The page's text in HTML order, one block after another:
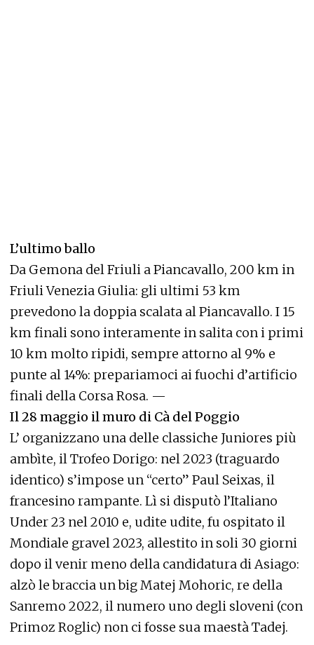
L’ultimo ballo
Da Gemona del Friuli a Piancavallo, 200 km in
Friuli Venezia Giulia: gli ultimi 53 km
prevedono la doppia scalata al Piancavallo. I 15
km finali sono interamente in salita con i primi
10 km molto ripidi, sempre attorno al 9% e
punte al 14%: prepariamoci ai fuochi d’artificio
finali della Corsa Rosa. —
Il 28 maggio il muro di Cà del Poggio
L’ organizzano una delle classiche Juniores più
ambìte, il Trofeo Dorigo: nel 2023 (traguardo
identico) s’impose un “certo” Paul Seixas, il
francesino rampante. Lì si disputò l’Italiano
Under 23 nel 2010 e, udite udite, fu ospitato il
Mondiale gravel 2023, allestito in soli 30 giorni
dopo il venir meno della candidatura di Asiago:
alzò le braccia un big Matej Mohoric, re della
Sanremo 2022, il numero uno degli sloveni (con
Primoz Roglic) non ci fosse sua maestà Tadej.